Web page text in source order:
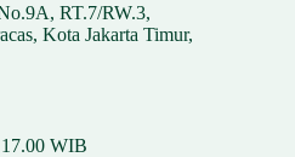
RT.7/RW.3,
Kota Jakarta Timur,
WIB